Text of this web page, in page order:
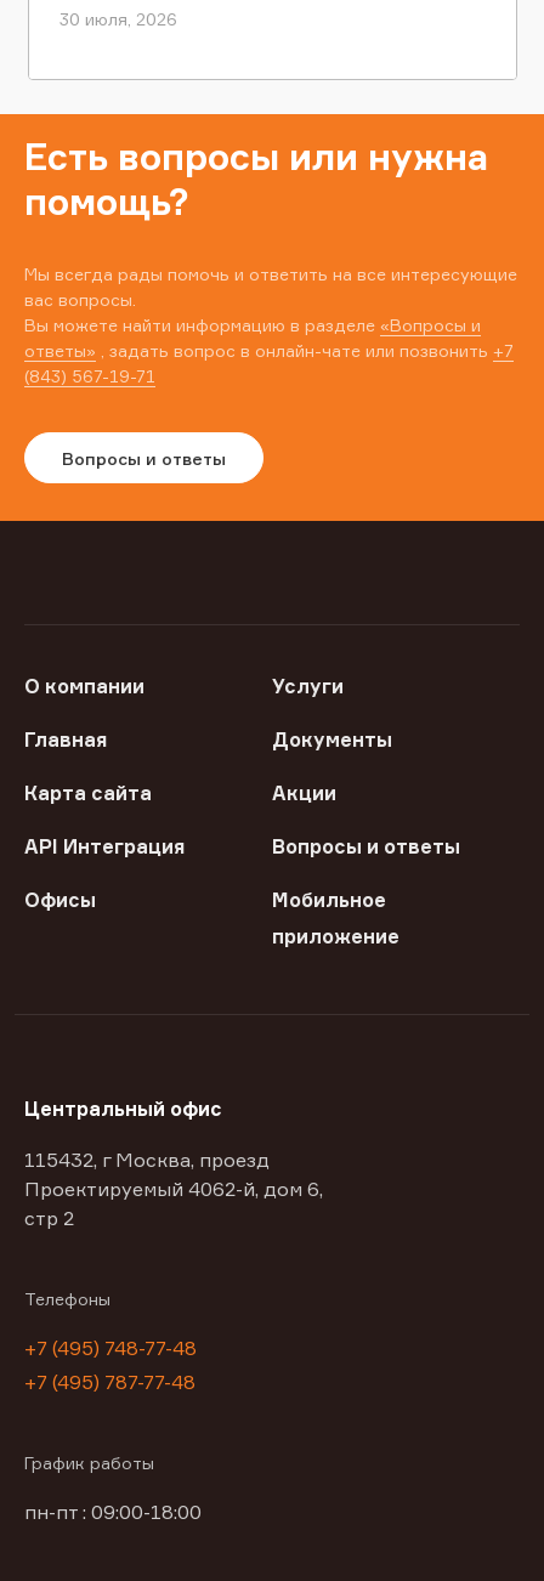
30 июля, 2026
Есть вопросы или нужна
помощь?
Мы всегда рады помочь и ответить на все интересующие
вас вопросы.
Вы можете найти информацию в разделе «Вопросы и
ответы» , задать вопрос в онлайн-чате или позвонить +7
(843) 567-19-71
Вопросы и ответы
О компании Услуги
Главная Документы
Карта сайта Акции
API Интеграция Вопросы и ответы
Офисы
Мобильное
приложение
Центральный офис
115432, г Москва, проезд
Проектируемый 4062-й, дом 6,
стр 2
Телефоны
+7 (495) 748-77-48
+7 (495) 787-77-48
График работы
пн-пт : 09:00-18:00